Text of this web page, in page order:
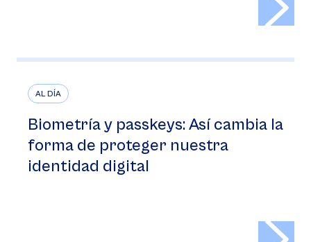
AL DÍA
Biometría y passkeys: Así cambia la
forma de proteger nuestra
identidad digital